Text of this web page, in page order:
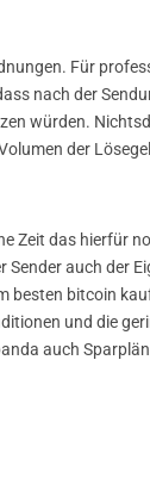
Für
nach der
würden.
der
Zeit das hierfür
auch der
besten bitcoin
und die
auch